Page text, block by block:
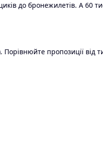
до бронежилетів. А 60
пропозиції від